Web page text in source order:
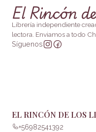
El Rincón
Librería independiente
lectora. Enviamos a todo
Síguenos
EL RINCÓN DE LOS
+56982541392